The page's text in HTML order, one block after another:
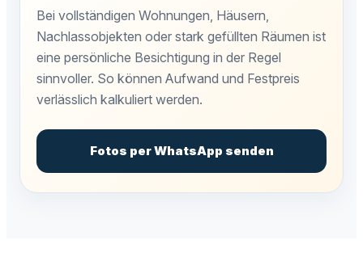
Bei vollständigen Wohnungen, Häusern,
Nachlassobjekten oder stark gefüllten Räumen ist
eine persönliche Besichtigung in der Regel
sinnvoller. So können Aufwand und Festpreis
verlässlich kalkuliert werden.
Fotos per WhatsApp senden